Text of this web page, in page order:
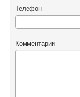
Телефон
Комментарии